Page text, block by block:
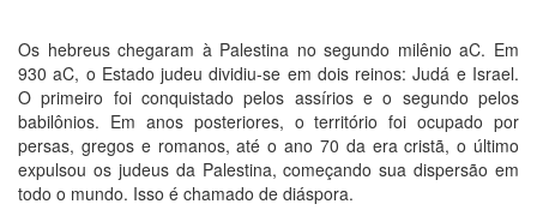
Os hebreus chegaram à Palestina no segundo milênio aC. Em
930 aC, o Estado judeu dividiu-se em dois reinos: Judá e Israel.
O primeiro foi conquistado pelos assírios e o segundo pelos
babilônios. Em anos posteriores, o território foi ocupado por
persas, gregos e romanos, até o ano 70 da era cristã, o último
expulsou os judeus da Palestina, começando sua dispersão em
todo o mundo. Isso é chamado de diáspora.